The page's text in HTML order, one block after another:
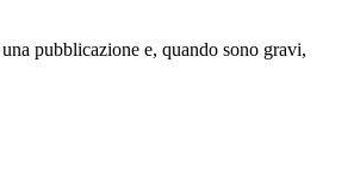
pubblicazione e, quando sono gravi,